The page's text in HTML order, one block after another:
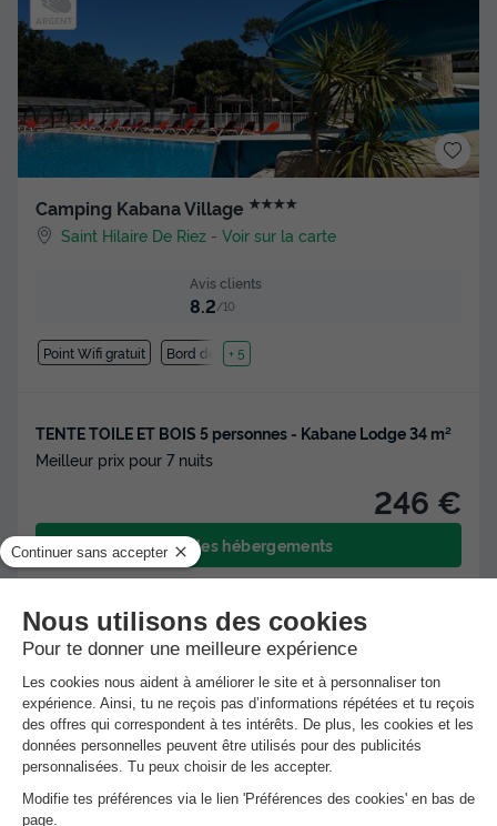
Camping Kabana Village ★★★★
Saint Hilaire De Riez -Voir sur la carte
Avis clients
8.2/10
Point Wifi gratuit Bord de mer
+ 5
TENTE TOILE ET BOIS 5 personnes - Kabane Lodge 34 m²
Meilleur prix pour 7 nuits
246 €
Voir les hébergements
Réservez dès maintenant, payez en 4 fois
avec Alma et partez en toute tranquillité.